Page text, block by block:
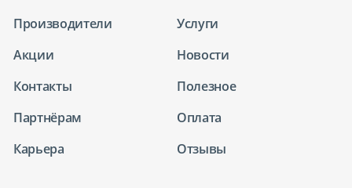
Производители
Услуги
Акции
Новости
Контакты
Полезное
Партнёрам
Оплата
Карьера
Отзывы